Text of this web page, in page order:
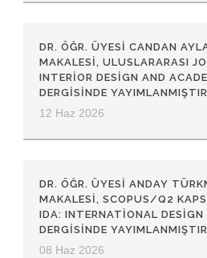
DR. ÖĞR. ÜYESI CANDAN
MAKALESI, ULUSLARARASI
INTERIOR DESIGN AND
DERGISINDE YAYIMLANMIŞTIR
12 Haz 2026
DR. ÖĞR. ÜYESI ANDAY
MAKALESI, SCOPUS/Q2
IDA: INTERNATIONAL
DERGISINDE YAYIMLANMIŞTIR
08 Haz 2026